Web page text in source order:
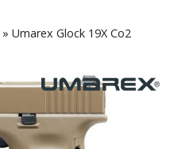
» Umarex Glock 19X Co2